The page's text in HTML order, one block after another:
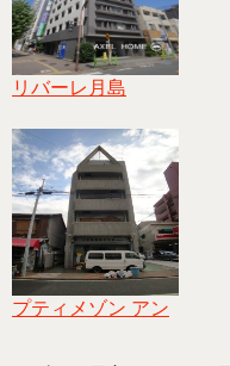
リバーレ月島
プティメゾン アン